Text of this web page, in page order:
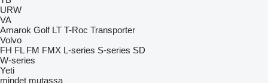
URW
VA
Amarok Golf LT T-Roc Transporter
Volvo
FH FL FM FMX L-series S-series SD
W-series
Yeti
mindet mutassa